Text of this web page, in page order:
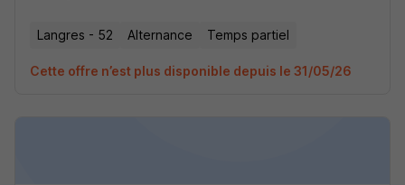
Langres - 52 Alternance Temps partiel
Cette offre n’est plus disponible depuis le 31/05/26